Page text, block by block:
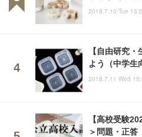
2018.7.10 Tue
【自由研究
よう（中学生
2018.7.11 Wed
【高校受験
＞問題・正答